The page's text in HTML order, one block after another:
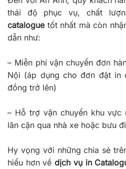
thái độ phục vụ, chất
cataloguetốt nhất mà còn
dẫn như:
– Miễn phí vận chuyển đơn
Nội (áp dụng cho đơn đặt in
đồng trở lên)
– Hỗ trợ vận chuyển khu vực
lân cận qua nhà xe hoặc bưu
Hy vọng với những chia sẻ
hiểu hơn vềdịch vụ in